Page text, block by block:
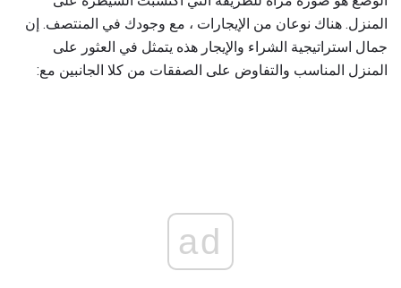
المنزل. هناك نوعان من الإيجارات ، مع وجودك في المنتصف. إن
جمال استراتيجية الشراء والإيجار هذه يتمثل في العثور على
المنزل المناسب والتفاوض على الصفقات من كلا الجانبين مع:
ad